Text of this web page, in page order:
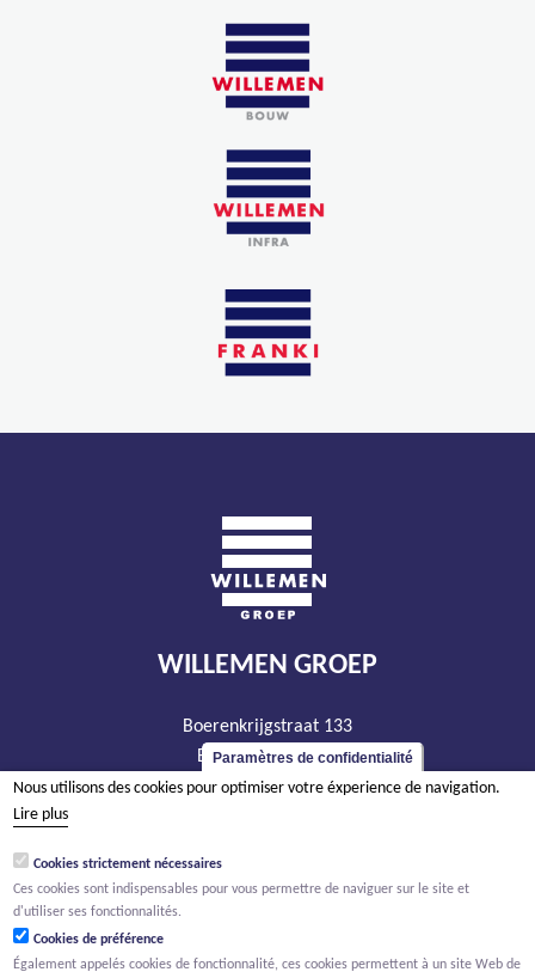
WILLEMEN GROEP
Boerenkrijgstraat 133
BE - 2800 Malines
tél +32 15 569 965
TVA BE 0466.256.432
RPM Anvers, département Malines
Paramètres de confidentialité
Nous utilisons des cookies pour optimiser votre éxperience de navigation.
Lire plus
Cookies strictement nécessaires
Ces cookies sont indispensables pour vous permettre de naviguer sur le site et
d'utiliser ses fonctionnalités.
Cookies de préférence
Également appelés cookies de fonctionnalité, ces cookies permettent à un site Web de